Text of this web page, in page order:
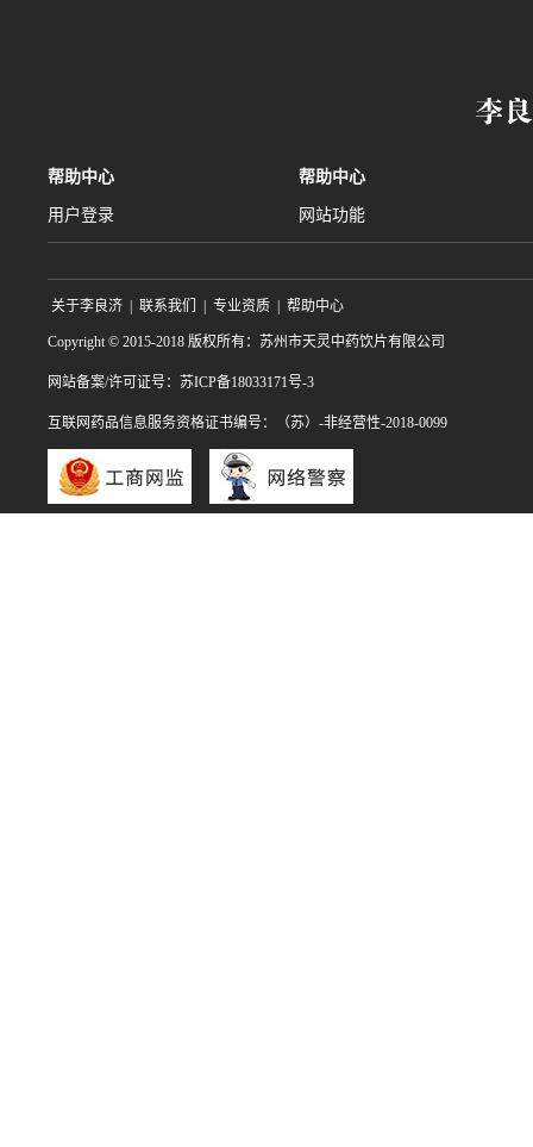
帮助中心
用户登录
帮助中心
网站功能
关于李良济 | 联系我们 | 专业资质 | 帮助中心
Copyright © 2015-2018 版权所有：苏州市天灵中药饮片有限公司
网站备案/许可证号：苏ICP备18033171号-3
互联网药品信息服务资格证书编号：（苏）-非经营性-2018-0099